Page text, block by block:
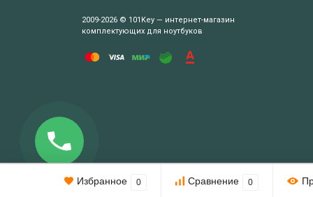
Этот веб-сайт использует cookie-файлы.
2009-2026 © 101Key — интернет-магазин
комплектующих для ноутбуков
Избранное 0 Сравнение 0